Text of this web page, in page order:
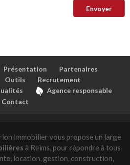
Présentation
Partenaires
Outils
Recrutement
Agence responsable
Contact
Immobilier vous propose un large
à Reims, pour répondre à tous
location, gestion, construction,